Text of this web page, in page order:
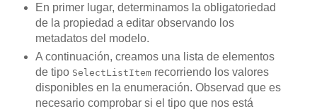
En primer lugar, determinamos la obligatoriedad
de la propiedad a editar observando los
metadatos del modelo.
A continuación, creamos una lista de elementos
de tipo SelectListItemrecorriendo los valores
disponibles en la enumeración. Observad que es
necesario comprobar si el tipo que nos está